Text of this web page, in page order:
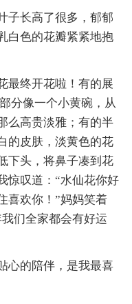
子长高了很多，郁郁
白色的花瓣紧紧地抱
最终开花啦！有的展
分像一个小黄碗，从
么高贵淡雅；有的半
的皮肤，淡黄色的花
下头，将鼻子凑到花
惊叹道：“水仙花你好
喜欢你！”妈妈笑着
们全家都会有好运
心的陪伴，是我最喜